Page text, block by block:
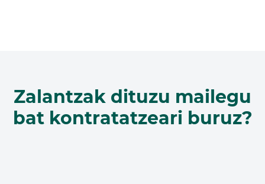
Zalantzak dituzu mailegu
bat kontratatzeari buruz?